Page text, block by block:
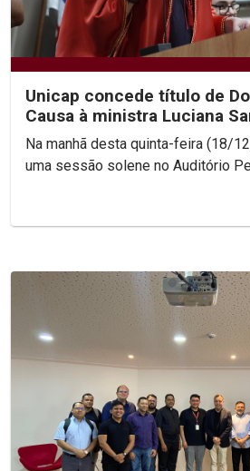
Unicap concede título de
Causa à ministra Luciana
Na manhã desta quinta-feira (18/
uma sessão solene no Auditório